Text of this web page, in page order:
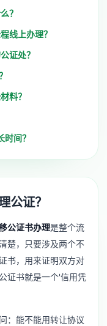
？
线上办理？
证处？
料？
间？
公证？
公证书办理是整个流
楚，只要涉及两个不
书，用来证明双方对
证书就是一个'信用凭
：能不能用转让协议